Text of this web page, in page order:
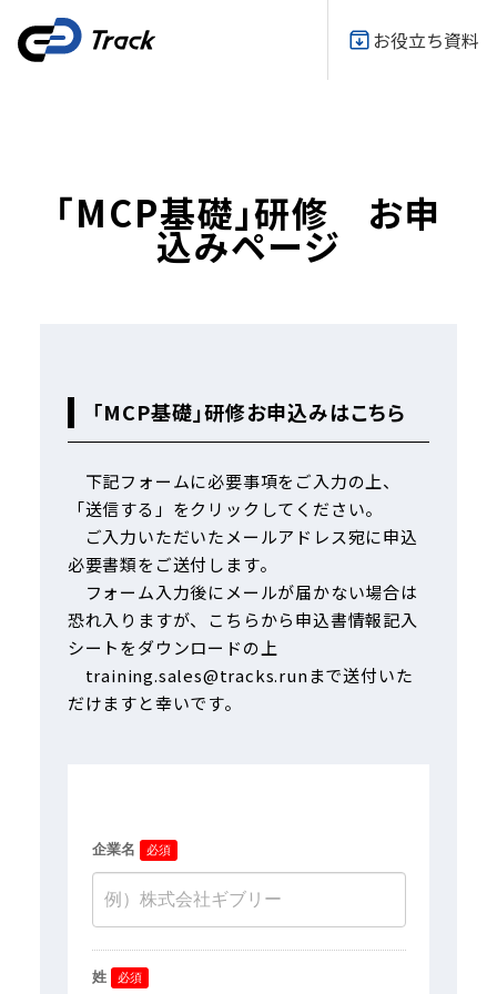
お役立ち資料
「MCP基礎」研修 お申
込みページ
「MCP基礎」研修お申込みはこちら
下記フォームに必要事項をご入力の上、
「送信する」をクリックしてください。
ご入力いただいたメールアドレス宛に申込
必要書類をご送付します。
フォーム入力後にメールが届かない場合は
恐れ入りますが、 こちらから申込書情報記入
シートをダウンロードの上
training.sales@tracks.run まで送付いた
だけますと幸いです。